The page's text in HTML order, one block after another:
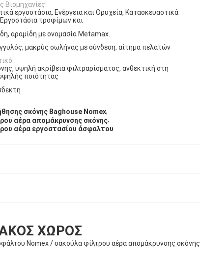
Βιομηχανίες:
εργοστάσια, Ενέργεια και Ορυχεία, Κατασκευαστικά
τροφίμων και
αραμίδη με ονομασία Metamax.
μακρύς σωλήνας με σύνδεση, αίτημα πελατών
υψηλή ακρίβεια φιλτραρίσματος, ανθεκτική στη
ποιότητας
σκόνης Baghouse Nomex,
αέρα απομάκρυνσης σκόνης,
αέρα εργοστασίου άσφαλτου
ΧΏΡΟΣ
Nomex / σακούλα φίλτρου αέρα απομάκρυνσης σκόνης